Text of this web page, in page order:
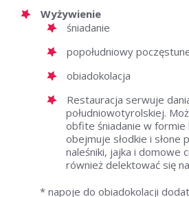
Wyżywienie
śniadanie
popołudniowy
obiadokolacja
Restauracja serwuje
południowotyrolskiej.
obfite śniadanie w
obejmuje słodkie i słone
naleśniki, jajka i domowe
również delektować się
* napoje do obiadokolacji